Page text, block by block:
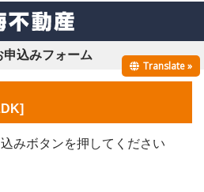
込みフォーム
みボタンを押してください
Translate »